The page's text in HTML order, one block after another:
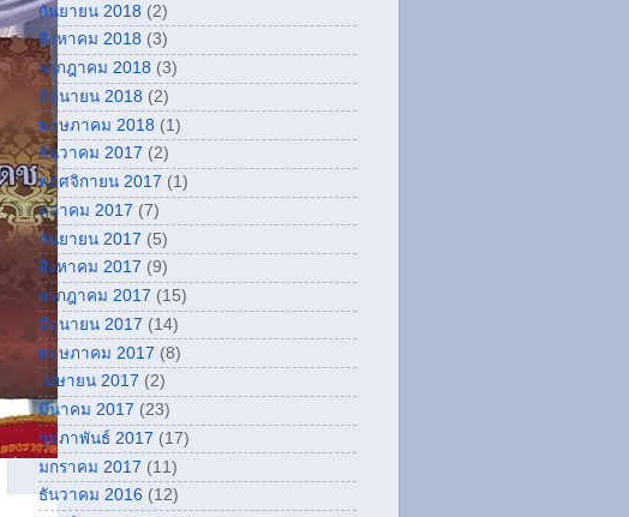
กันยายน 2018 (2)
สิงหาคม 2018 (3)
กรกฎาคม 2018 (3)
มิถุนายน 2018 (2)
พฤษภาคม 2018 (1)
ธันวาคม 2017 (2)
พฤศจิกายน 2017 (1)
ตุลาคม 2017 (7)
กันยายน 2017 (5)
สิงหาคม 2017 (9)
กรกฎาคม 2017 (15)
มิถุนายน 2017 (14)
พฤษภาคม 2017 (8)
เมษายน 2017 (2)
มีนาคม 2017 (23)
กุมภาพันธ์ 2017 (17)
มกราคม 2017 (11)
ธันวาคม 2016 (12)